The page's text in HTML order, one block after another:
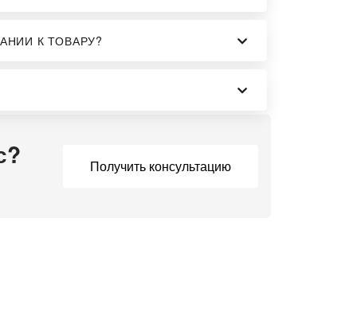
К ТОВАРУ?
Получить консультацию